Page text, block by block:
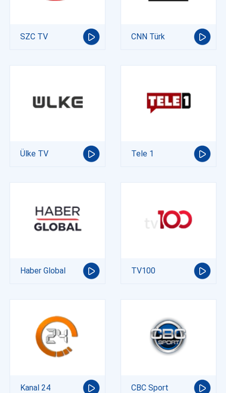
SZC TV CNN Türk
Ülke TV Tele 1
Haber Global TV100
Kanal 24 CBC Sport